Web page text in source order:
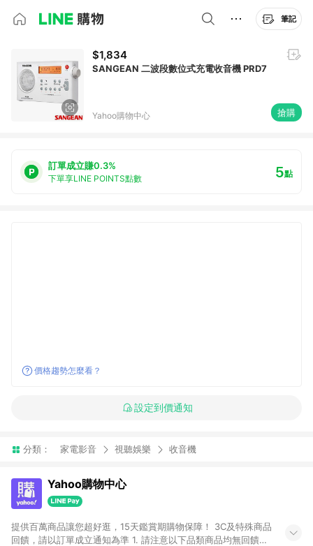
筆記
$1,834
SANGEAN 二波段數位式充電收音機 PRD7
Yahoo購物中心 搶購
訂單成立賺0.3%
下單享LINE POINTS點數 5點
價格趨勢怎麼看？
設定到價通知
分類： 家電影音 視聽娛樂 收音機
Yahoo購物中心
提供百萬商品讓您超好逛，15天鑑賞期購物保障！ 3C及特殊商品
回饋，請以訂單成立通知為準 1. 請注意以下品類商品均無回饋：